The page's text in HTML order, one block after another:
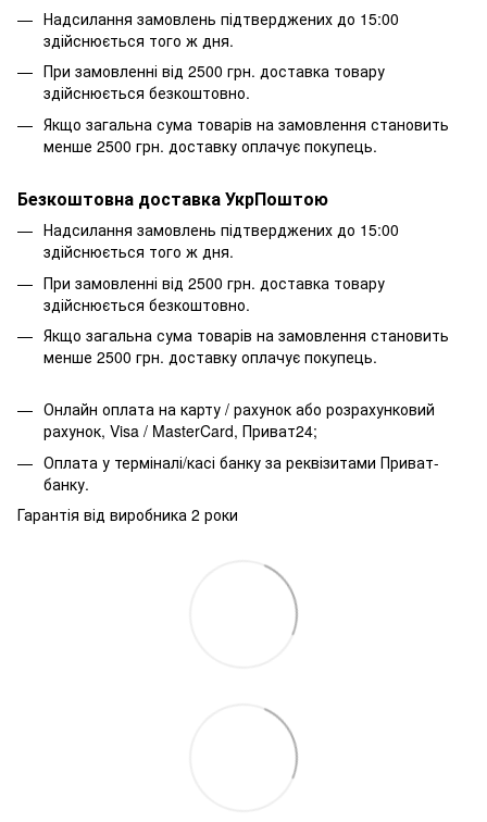
Надсилання замовлень підтверджених до 15:00
здійснюється того ж дня.
При замовленні від 2500 грн. доставка товару
здійснюється безкоштовно.
Якщо загальна сума товарів на замовлення становить
менше 2500 грн. доставку оплачує покупець.
Безкоштовна доставка УкрПоштою
Надсилання замовлень підтверджених до 15:00
здійснюється того ж дня.
При замовленні від 2500 грн. доставка товару
здійснюється безкоштовно.
Якщо загальна сума товарів на замовлення становить
менше 2500 грн. доставку оплачує покупець.
Онлайн оплата на карту / рахунок або розрахунковий
рахунок, Visa / MasterCard, Приват24;
Оплата у терміналі/касі банку за реквізитами Приват-
банку.
Гарантія від виробника 2 роки